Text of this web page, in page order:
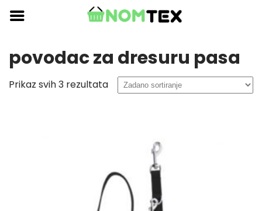
Skip
content
povodac za dresuru pasa
Prikaz svih 3 rezultata